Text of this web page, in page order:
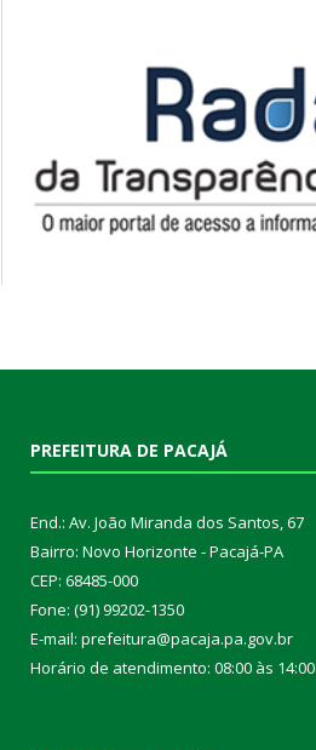
PREFEITURA DE PACAJÁ
End.: Av. João Miranda dos Santos, 67
Bairro: Novo Horizonte - Pacajá-PA
CEP: 68485-000
Fone: (91) 99202-1350
E-mail: prefeitura@pacaja.pa.gov.br
Horário de atendimento: 08:00 às 14:00